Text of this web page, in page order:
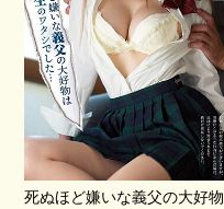
死ぬほど嫌いな義父の大好物